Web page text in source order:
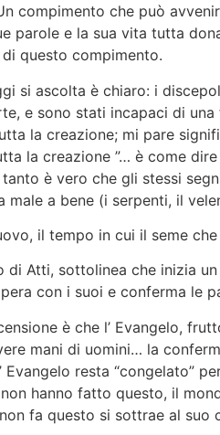
compimento che può
parole e la sua vita tutta
questo compimento.
si ascolta è chiaro: i
e sono stati incapaci di
la creazione; mi pare
la creazione ”… è come
è vero che gli stessi
a bene (i serpenti, il
il tempo in cui il seme
Atti, sottolinea che inizia
con i suoi e conferma le
è che l’ Evangelo,
mani di uomini… la
resta “congelato”
hanno fatto questo, il
fa questo si sottrae al